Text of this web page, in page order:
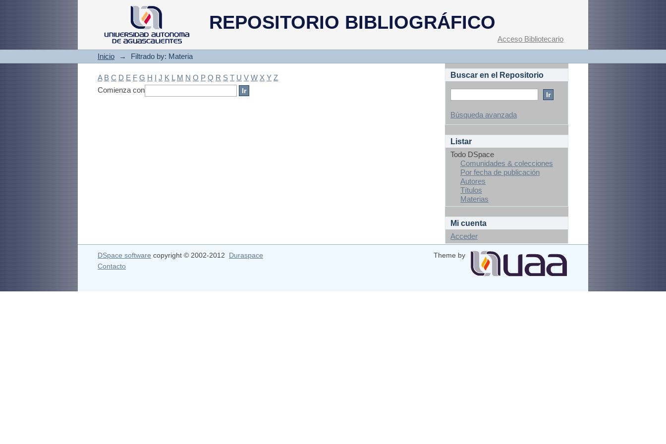
REPOSITORIO BIBLIOGRÁFICO
Filtrado by: Materia
Acceso Bibliotecario
Inicio → Filtrado by: Materia
A B C D E F G H I J K L M N O P Q R S T U V W X Y Z
Comienza con
Buscar en el Repositorio
Búsqueda avanzada
Listar
Todo DSpace
Comunidades & colecciones
Por fecha de publicación
Autores
Títulos
Materias
Mi cuenta
Acceder
DSpace software copyright © 2002-2012 Duraspace
Theme by
Contacto